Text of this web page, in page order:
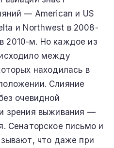
— American и US
и Northwest в 2008-
2010-м. Но каждое из
между
находилась в
Слияние
очевидной
зрения выживания —
Сенаторское письмо и
что даже при